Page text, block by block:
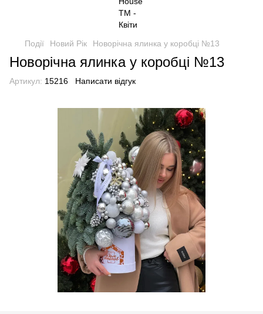
Події Новий Рік Новорічна ялинка у коробці №13
Новорічна ялинка у коробці №13
Артикул: 15216 Написати відгук